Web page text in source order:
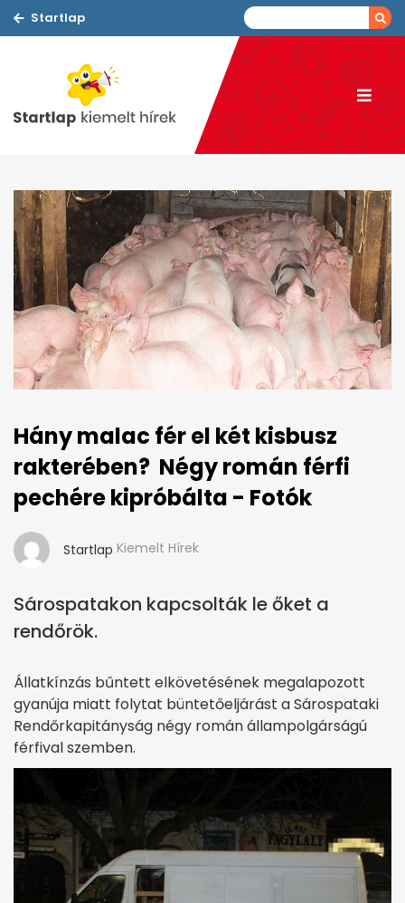
Startlap
Hány malac fér el két kisbusz
rakterében? Négy román férfi
pechére kipróbálta - Fotók
Startlap Kiemelt Hírek
Sárospatakon kapcsolták le őket a
rendőrök.
Állatkínzás bűntett elkövetésének megalapozott
gyanúja miatt folytat büntetőeljárást a Sárospataki
Rendőrkapitányság négy román állampolgárságú
férfival szemben.